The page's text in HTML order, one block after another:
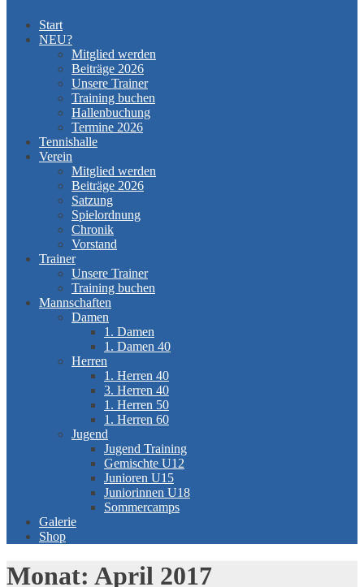
Start
NEU?
Mitglied werden
Beiträge 2026
Unsere Trainer
Training buchen
Hallenbuchung
Termine 2026
Tennishalle
Verein
Mitglied werden
Beiträge 2026
Satzung
Spielordnung
Chronik
Vorstand
Trainer
Unsere Trainer
Training buchen
Mannschaften
Damen
1. Damen
1. Damen 40
Herren
1. Herren 40
3. Herren 40
1. Herren 50
1. Herren 60
Jugend
Jugend Training
Gemischte U12
Junioren U15
Juniorinnen U18
Sommercamps
Galerie
Shop
Monat: April 2017